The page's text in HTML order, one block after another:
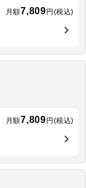
月額7,809 円(税込)
月額7,809 円(税込)